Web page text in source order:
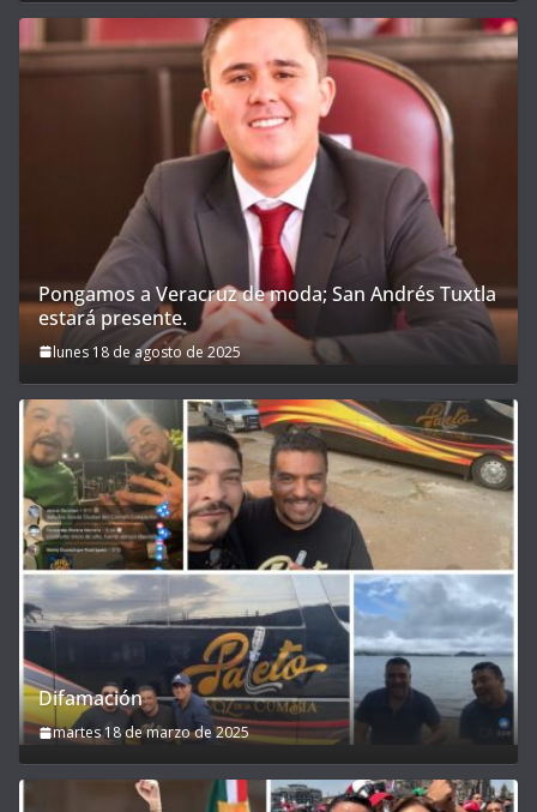
Pongamos a Veracruz de moda; San Andrés Tuxtla
estará presente.
lunes 18 de agosto de 2025
Difamación
martes 18 de marzo de 2025